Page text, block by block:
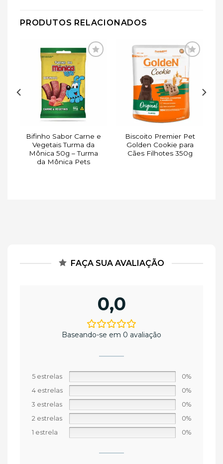
PRODUTOS RELACIONADOS
Adicionar
desejos
Bifinho Sabor Carne e
Vegetais Turma da
Mônica 50g – Turma
da Mônica Pets
Adicionar
à lista de
desejos
Biscoito Premier Pet
Golden Cookie para
Cães Filhotes 350g
FAÇA SUA AVALIAÇÃO
0,0
Baseando-se em 0 avaliação
5 estrelas
0%
4 estrelas
0%
3 estrelas
0%
2 estrelas
0%
1 estrela
0%